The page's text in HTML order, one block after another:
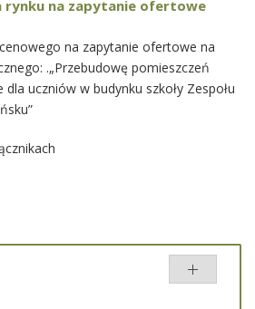
rynku na zapytanie ofertowe
na zapytanie ofertowe na
.„Przebudowę pomieszczeń
uczniów w budynku szkoły Zespołu